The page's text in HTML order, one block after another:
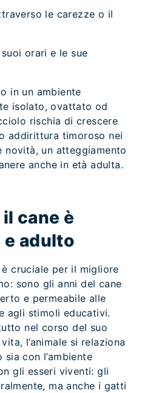
le carezze o il
orari e le sue
in un ambiente
isolato, ovattato od
rischia di crescere
addirittura timoroso nei
novità, un atteggiamento
anche in età adulta.
cane è
e adulto
cruciale per il migliore
sono gli anni del cane
e permeabile alle
agli stimoli educativi.
nel corso del suo
l’animale si relaziona
con l’ambiente
gli esseri viventi: gli
ma anche i gatti